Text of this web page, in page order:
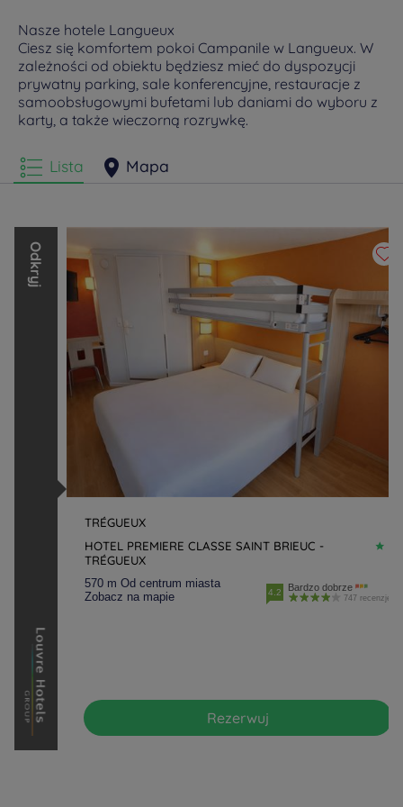
Nasze hotele Langueux
Ciesz się komfortem pokoi Campanile w Langueux. W
zależności od obiektu będziesz mieć do dyspozycji
prywatny parking, sale konferencyjne, restauracje z
samoobsługowymi bufetami lub daniami do wyboru z
karty, a także wieczorną rozrywkę.
Lista Mapa
O
d
k
r
y
j
i
n
n
e
m
a
r
k
i
L
o
u
v
r
e
H
o
t
e
l
s
G
r
o
u p
TRÉGUEUX
HOTEL PREMIERE CLASSE SAINT BRIEUC -
TRÉGUEUX
570 m Od centrum miasta
Zobacz na mapie
4.2 Bardzo dobrze
747 recenzje
Rezerwuj